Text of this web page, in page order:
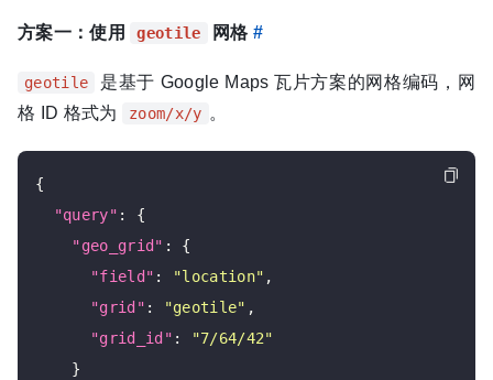
方案一：使用 geotile 网格 #
geotile
是基于 Google Maps 瓦片方案的网格编码，网
格 ID 格式为
zoom/x/y 。
{
"query" : {
"geo_grid" : {
"field" : "location" ,
"grid" : "geotile" ,
"grid_id" :
"7/64/42"
    }